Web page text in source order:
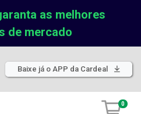
as melhores
de mercado
Baixe já o APP da Cardeal
0